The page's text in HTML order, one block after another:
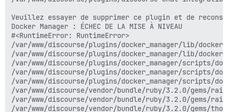
Veuillez essayer de supprimer ce plugin et de
Docker Manager : ÉCHEC DE LA MISE À NIVEAU
#<RuntimeError: RuntimeError>
/var/www/discourse/plugins/docker_manager/lib/
/var/www/discourse/plugins/docker_manager/lib/
/var/www/discourse/plugins/docker_manager/scripts/
/var/www/discourse/plugins/docker_manager/scripts/
/var/www/discourse/plugins/docker_manager/scripts/
/var/www/discourse/vendor/bundle/ruby/3.2.0/gems/
/var/www/discourse/vendor/bundle/ruby/3.2.0/gems/
/var/www/discourse/vendor/bundle/ruby/3.2.0/gems/